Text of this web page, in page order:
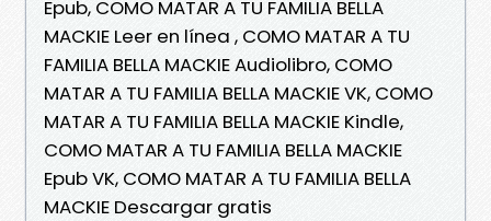
Epub, COMO MATAR A TU FAMILIA BELLA
MACKIE Leer en línea , COMO MATAR A TU
FAMILIA BELLA MACKIE Audiolibro, COMO
MATAR A TU FAMILIA BELLA MACKIE VK, COMO
MATAR A TU FAMILIA BELLA MACKIE Kindle,
COMO MATAR A TU FAMILIA BELLA MACKIE
Epub VK, COMO MATAR A TU FAMILIA BELLA
MACKIE Descargar gratis